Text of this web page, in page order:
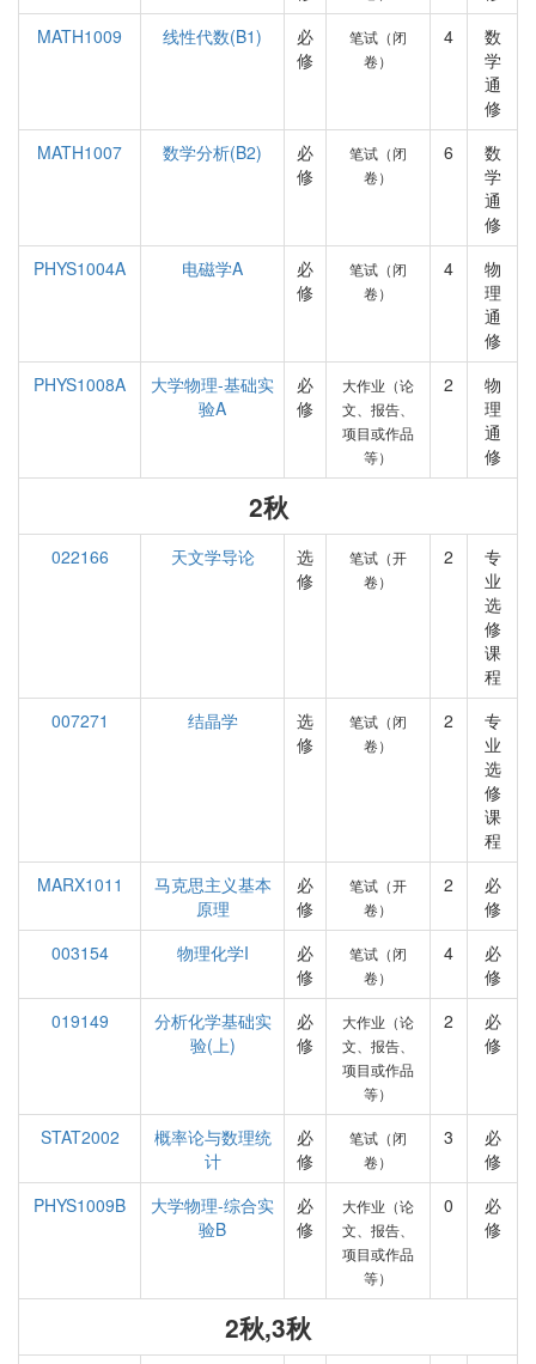
MATH1009
线性代数(B1)
必
修
笔试（闭
卷）
4
数
学
通
修
MATH1007
数学分析(B2)
必
修
笔试（闭
卷）
6
数
学
通
修
PHYS1004A
电磁学A
必
修
笔试（闭
卷）
4
物
理
通
修
PHYS1008A
大学物理-基础实
验A
必
修
大作业（论
文、报告、
项目或作品
等）
2
物
理
通
修
2秋
022166 天文学导论
选
修
笔试（开
卷）
2
专
业
选
修
课
程
007271
结晶学
选
修
笔试（闭
卷）
2
专
业
选
修
课
程
MARX1011
马克思主义基本
原理
必
修
笔试（开
卷）
2
必
修
003154
物理化学I
必
修
笔试（闭
卷）
4
必
修
019149
分析化学基础实
验(上)
必
修
大作业（论
文、报告、
项目或作品
等）
2
必
修
STAT2002
概率论与数理统
计
必
修
笔试（闭
卷）
3
必
修
PHYS1009B
大学物理-综合实
验B
必
修
大作业（论
文、报告、
项目或作品
等）
0
必
修
2秋,3秋